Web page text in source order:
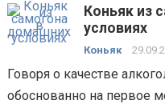
Коньяк из
условиях
Коньяк
Говоря о качестве
обоснованно на первое